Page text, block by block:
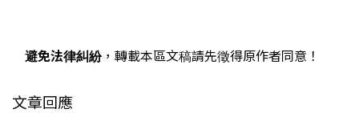
避免法律糾紛，轉載本區文稿請先徵得原作者同意！
文章回應